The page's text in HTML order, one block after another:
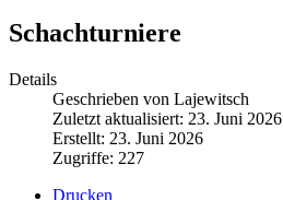
Schachturniere
Details
Geschrieben von Lajewitsch
Zuletzt aktualisiert: 23. Juni 2026
Erstellt: 23. Juni 2026
Zugriffe: 227
Drucken